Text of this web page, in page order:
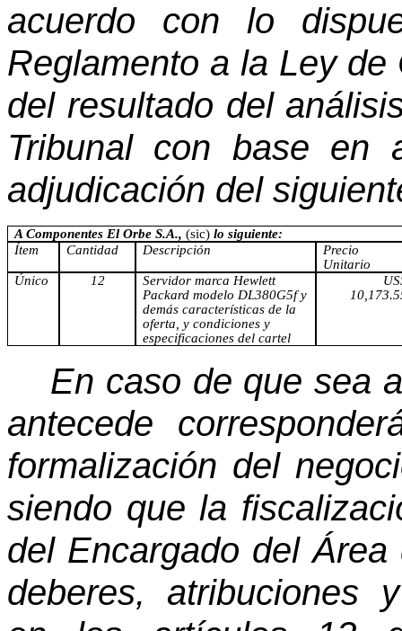
acuerdo con lo
Reglamento a la Ley
del resultado del
Tribunal con base en
adjudicación del
A Componentes El Orbe S.A., (sic) lo siguiente:
Ítem
Cantidad Descripción
Precio
Unitario
Único
12
Servidor marca Hewlett
Packard modelo DL380G5f y
demás características de la
oferta, y condiciones y
especificaciones del cartel
En caso de que sea
antecede
formalización del
siendo que la
del Encargado del
deberes, atribuciones